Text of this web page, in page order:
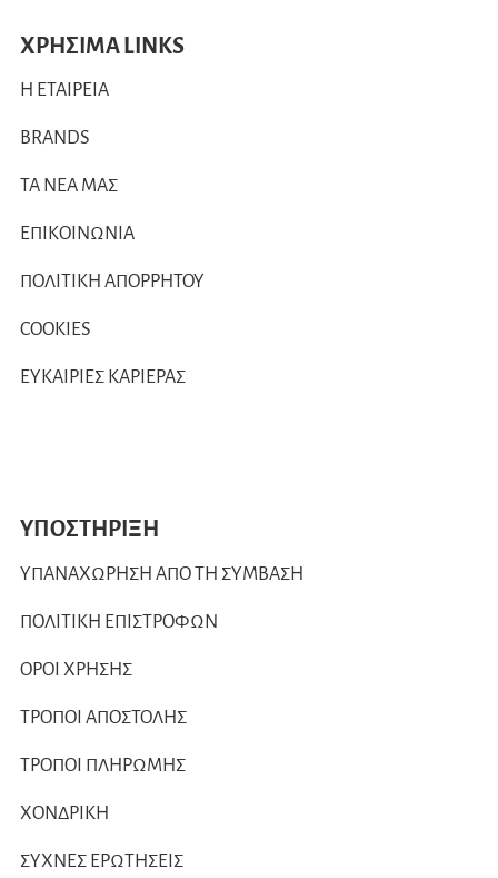
ΧΡΗΣΙΜΑ LINKS
Η ΕΤΑΙΡΕΙΑ
BRANDS
ΤΑ ΝΕΑ ΜΑΣ
ΕΠΙΚΟΙΝΩΝΙΑ
ΠΟΛΙΤΙΚΗ ΑΠΟΡΡΗΤΟΥ
COOKIES
ΕΥΚΑΙΡΙΕΣ ΚΑΡΙΕΡΑΣ
ΥΠΟΣΤΗΡΙΞΗ
ΥΠΑΝΑΧΩΡΗΣΗ ΑΠΟ ΤΗ ΣΥΜΒΑΣΗ
ΠΟΛΙΤΙΚΗ ΕΠΙΣΤΡΟΦΩΝ
ΟΡΟΙ ΧΡΗΣΗΣ
ΤΡΟΠΟΙ ΑΠΟΣΤΟΛΗΣ
ΤΡΟΠΟΙ ΠΛΗΡΩΜΗΣ
ΧΟΝΔΡΙΚΗ
ΣΥΧΝΕΣ ΕΡΩΤΗΣΕΙΣ